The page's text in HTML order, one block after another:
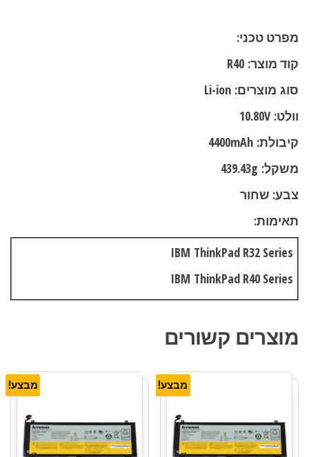
מפרט טכני:
קוד מוצר: R40
סוג מוצרים: Li-ion
וולט:
10.80V
קיבולת: 4400mAh
משקל: 439.43g
צבע: שחור
תאימות:
IBM ThinkPad R32 Series
IBM ThinkPad R40 Series
מוצרים קשורים
מבצע! מבצע!